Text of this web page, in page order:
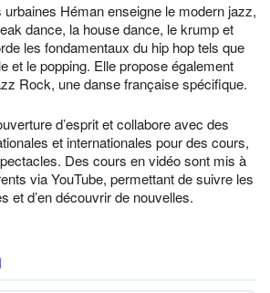
Héman enseigne le modern jazz,
dance, la house dance, le krump et
les fondamentaux du hip hop tels que
et le popping. Elle propose également
Rock, une danse française spécifique.
d’esprit et collabore avec des
et internationales pour des cours,
Des cours en vidéo sont mis à
via YouTube, permettant de suivre les
et d’en découvrir de nouvelles.